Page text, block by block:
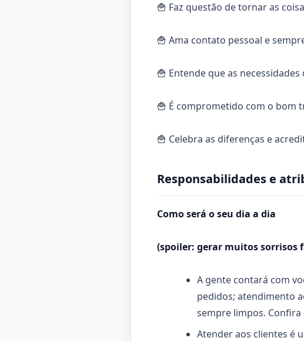
🍟 Faz questão de tornar as
🍟 Ama contato pessoal e
🍟 Entende que as
🍟 É comprometido com o bom
🍟 Celebra as diferenças e
Responsabilidades e
Como será o seu dia a dia
(spoiler: gerar muitos sorrisos
A gente contará com
pedidos; atendimento
sempre limpos. Confira
Atender aos clientes é